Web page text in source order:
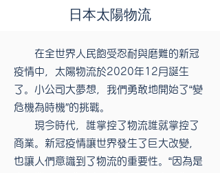
日本太陽物流
在全世界人民飽受忍耐與磨難的新冠
疫情中，太陽物流於2020年12月誕生
了。小公司大夢想，我們勇敢地開始了“變
危機為時機″的挑戰。
現今時代，誰掌控了物流誰就掌控了
商業。新冠疫情讓世界發生了巨大改變，
也讓人們意識到了物流的重要性。“因為是